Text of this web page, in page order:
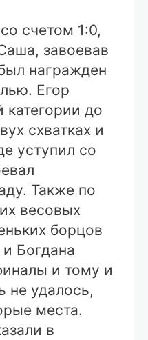
счетом 1:0,
завоевав
награжден
Егор
до
схватках и
уступил со
Также по
весовых
борцов
Богдана
и тому и
не удалось,
места.
в